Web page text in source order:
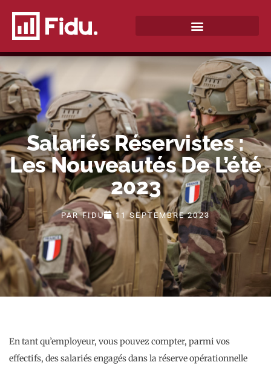
Salariés Réservistes :
Les Nouveautés De L’été
2023
PARFIDU 11 SEPTEMBRE 2023
En tant qu’employeur, vous pouvez compter, parmi vos
effectifs, des salariés engagés dans la réserve opérationnelle